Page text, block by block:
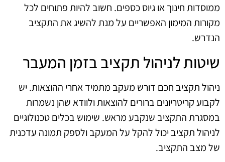
ממוסדות חינוך או גיוס כספים. חשוב להיות פתוחים לכל
מקורות המימון האפשריים על מנת להשיג את התקציב
הנדרש.
שיטות לניהול תקציב בזמן המעבר
ניהול תקציב חכם דורש מעקב מתמיד אחרי ההוצאות. יש
לקבוע קריטריונים ברורים להוצאות ולוודא שהן נשמרות
במסגרת התקציב שנקבע מראש. שימוש בכלים טכנולוגיים
לניהול תקציב יכול להקל על המעקב ולספק תמונה עדכנית
של מצב התקציב.